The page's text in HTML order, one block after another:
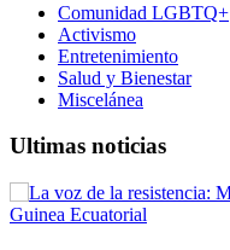
Comunidad LGBTQ+
Activismo
Entretenimiento
Salud y Bienestar
Miscelánea
Ultimas noticias